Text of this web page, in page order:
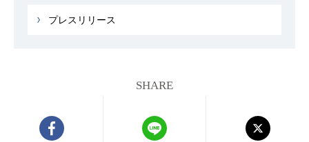
プレスリリース
SHARE